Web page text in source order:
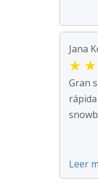
Jana
★ ★
Gran
Leer